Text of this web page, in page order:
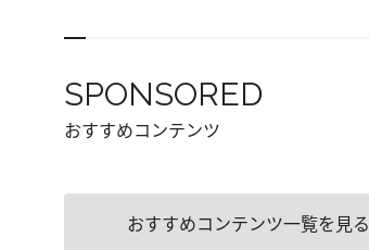
SPONSORED
おすすめコンテンツ
おすすめコンテンツ一覧を見る